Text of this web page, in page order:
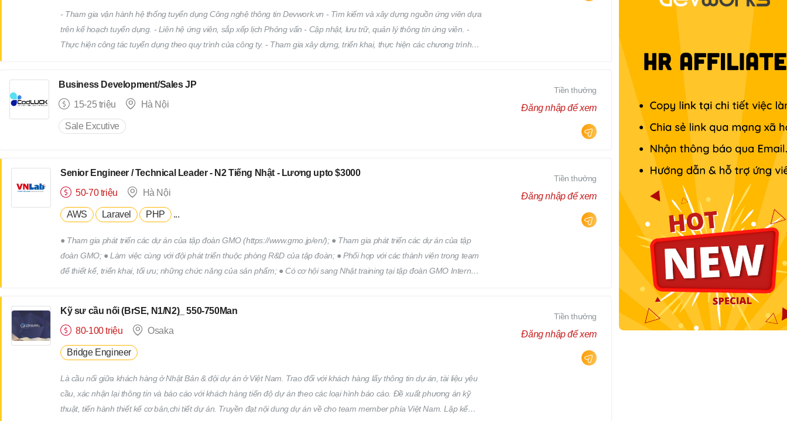
- Tham gia vận hành hệ thống tuyển dụng Công nghệ thông tin Devwork.vn - Tìm kiếm và xây dựng nguồn ứng viên dựa
trên kế hoạch tuyển dụng. - Liên hệ ứng viên, sắp xếp lịch Phỏng vấn - Cập nhật, lưu trữ, quản lý thông tin ứng viên. -
Thực hiện công tác tuyển dụng theo quy trình của công ty. - Tham gia xây dựng, triển khai, thực hiện các chương trình
Business Development/Sales JP
15-25 triệu
Hà Nội
Sale Excutive
Tiền thưởng
Đăng nhập để xem
Senior Engineer / Technical Leader - N2 Tiếng Nhật - Lương upto $3000
50-70 triệu
Hà Nội
AWS Laravel PHP ...
● Tham gia phát triển các dự án của tập đoàn GMO (https://www.gmo.jp/en/); ● Tham gia phát triển các dự án của tập
đoàn GMO; ● Làm việc cùng với đội phát triển thuộc phòng R&D của tập đoàn; ● Phối hợp với các thành viên trong team
để thiết kế, triển khai, tối ưu; những chức năng của sản phẩm; ● Có cơ hội sang Nhật training tại tập đoàn GMO Internet
Tiền thưởng
Đăng nhập để xem
Kỹ sư cầu nối (BrSE, N1/N2)_ 550-750Man
80-100 triệu
Osaka
Bridge Engineer
Là cầu nối giữa khách hàng ở Nhật Bản & đội dự án ở Việt Nam. Trao đổi với khách hàng lấy thông tin dự án, tài liệu yêu
cầu, xác nhận lại thông tin và báo cáo với khách hàng tiến độ dự án theo các loại hình báo cáo. Đề xuất phương án kỹ
thuật, tiến hành thiết kế cơ bản,chi tiết dự án. Truyền đạt nội dung dự án về cho team member phía Việt Nam. Lập kế
Tiền thưởng
Đăng nhập để xem